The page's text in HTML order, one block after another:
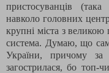
пристосуванців
навколо головних
крупні міста з
система. Думаю, що
України, причому за
загострилася, бо топ-